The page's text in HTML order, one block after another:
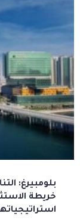
بلومبيرغ:
خريطة